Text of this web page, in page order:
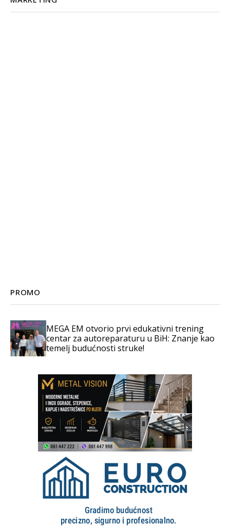
PROMO
MEGA EM otvorio prvi edukativni trening
centar za autoreparaturu u BiH: Znanje kao
temelj budućnosti struke!